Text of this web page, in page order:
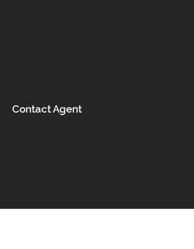
Contact Agent